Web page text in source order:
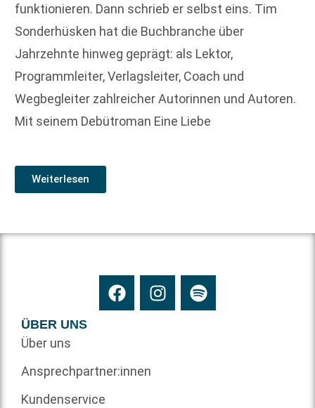
funktionieren. Dann schrieb er selbst eins. Tim
Sonderhüsken hat die Buchbranche über
Jahrzehnte hinweg geprägt: als Lektor,
Programmleiter, Verlagsleiter, Coach und
Wegbegleiter zahlreicher Autorinnen und Autoren.
Mit seinem Debütroman Eine Liebe
Weiterlesen
ÜBER UNS
Über uns
Ansprechpartner:innen
Kundenservice